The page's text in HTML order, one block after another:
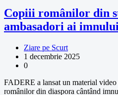
Copiii românilor din
ambasadori ai
Ziare pe Scurt
1 decembrie 2025
0
FADERE a lansat un material
românilor din diaspora cântând